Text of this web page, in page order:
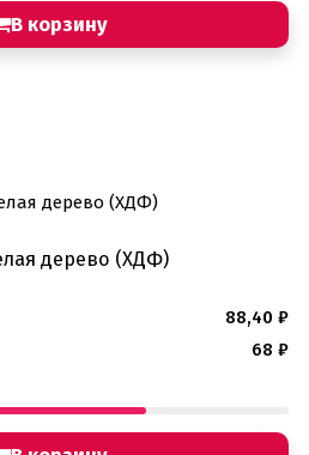
В корзину
дерево (ХДФ)
88,40 ₽
68 ₽